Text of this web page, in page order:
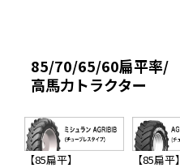
85/70/65/60扁平率/
高馬力トラクター
【85扁平】
【85扁平】